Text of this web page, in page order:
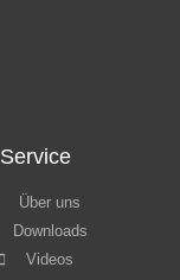
Service
Über uns
Downloads
Videos